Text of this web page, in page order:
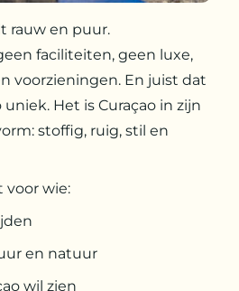
rauw en puur.
faciliteiten, geen luxe,
voorzieningen. En juist dat
Het is Curaçao in zijn
stoffig, ruig, stil en
voor wie:
en natuur
wil zien